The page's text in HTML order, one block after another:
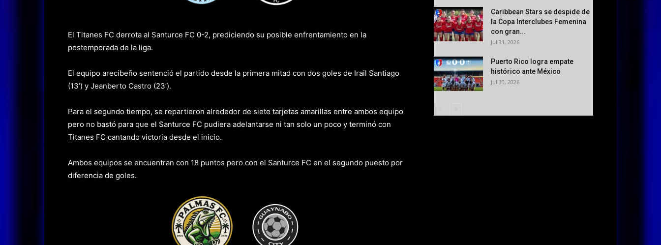
El Titanes FC derrota al Santurce FC 0-2, prediciendo su posible enfrentamiento en la
postemporada de la liga.
El equipo arecibeño sentenció el partido desde la primera mitad con dos goles de Irail Santiago
(13’) y Jeanberto Castro (23’).
Para el segundo tiempo, se repartieron alrededor de siete tarjetas amarillas entre ambos equipo
pero no bastó para que el Santurce FC pudiera adelantarse ni tan solo un poco y terminó con
Titanes FC cantando victoria desde el inicio.
Ambos equipos se encuentran con 18 puntos pero con el Santurce FC en el segundo puesto por
diferencia de goles.
Caribbean Stars se despide de
la Copa Interclubes Femenina
con gran...
Jul 31, 2026
Puerto Rico logra empate
histórico ante México
Jul 30, 2026